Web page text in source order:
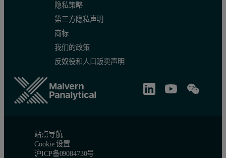
隐私策略
第三方隐私声明
商标
我们的政策
反奴役和人口贩卖声明
站点导航
Cookie 设置
沪ICP备09084730号